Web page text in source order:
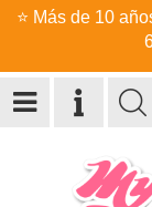
⭐ Más de 10